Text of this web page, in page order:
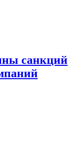
санкций